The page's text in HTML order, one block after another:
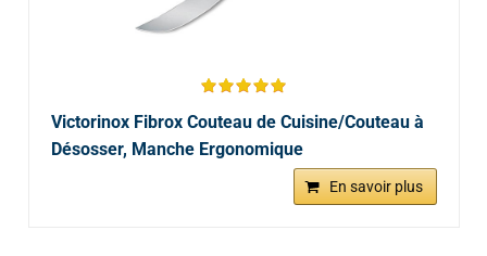
Victorinox Fibrox Couteau de Cuisine/Couteau à
Désosser, Manche Ergonomique
En savoir plus